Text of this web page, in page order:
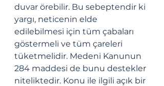
duvar örebilir. Bu sebeptendir ki
yargı, neticenin elde
edilebilmesi için tüm çabaları
göstermeli ve tüm çareleri
tüketmelidir. Medeni Kanunun
284 maddesi de bunu destekler
niteliktedir. Konu ile ilgili açık bir